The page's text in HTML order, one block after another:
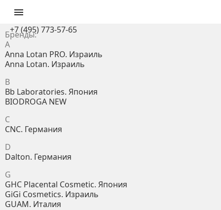

+7 (495) 773-57-65
Бренды:
A
Anna Lotan PRO. Израиль
Anna Lotan. Израиль
B
Bb Laboratories. Япония
BIODROGA NEW
C
CNC. Германия
D
Dalton. Германия
G
GHC Placental Cosmetic. Япония
GiGi Cosmetics. Израиль
GUAM. Италия